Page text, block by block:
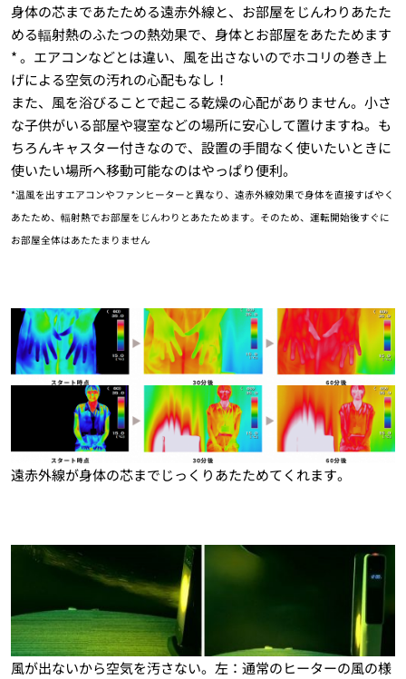
身体の芯まであたためる遠赤外線と、お部屋をじんわりあたた
める輻射熱のふたつの熱効果で、身体とお部屋をあたためます
* 。エアコンなどとは違い、風を出さないのでホコリの巻き上
げによる空気の汚れの心配もなし！
また、風を浴びることで起こる乾燥の心配がありません。小さ
な子供がいる部屋や寝室などの場所に安心して置けますね。も
ちろんキャスター付きなので、設置の手間なく使いたいときに
使いたい場所へ移動可能なのはやっぱり便利。
*温風を出すエアコンやファンヒーターと異なり、遠赤外線効果で身体を直接すばやく
あたため、輻射熱でお部屋をじんわりとあたためます。そのため、運転開始後すぐに
お部屋全体はあたたまりません
遠赤外線が身体の芯までじっくりあたためてくれます。
風が出ないから空気を汚さない。左：通常のヒーターの風の様